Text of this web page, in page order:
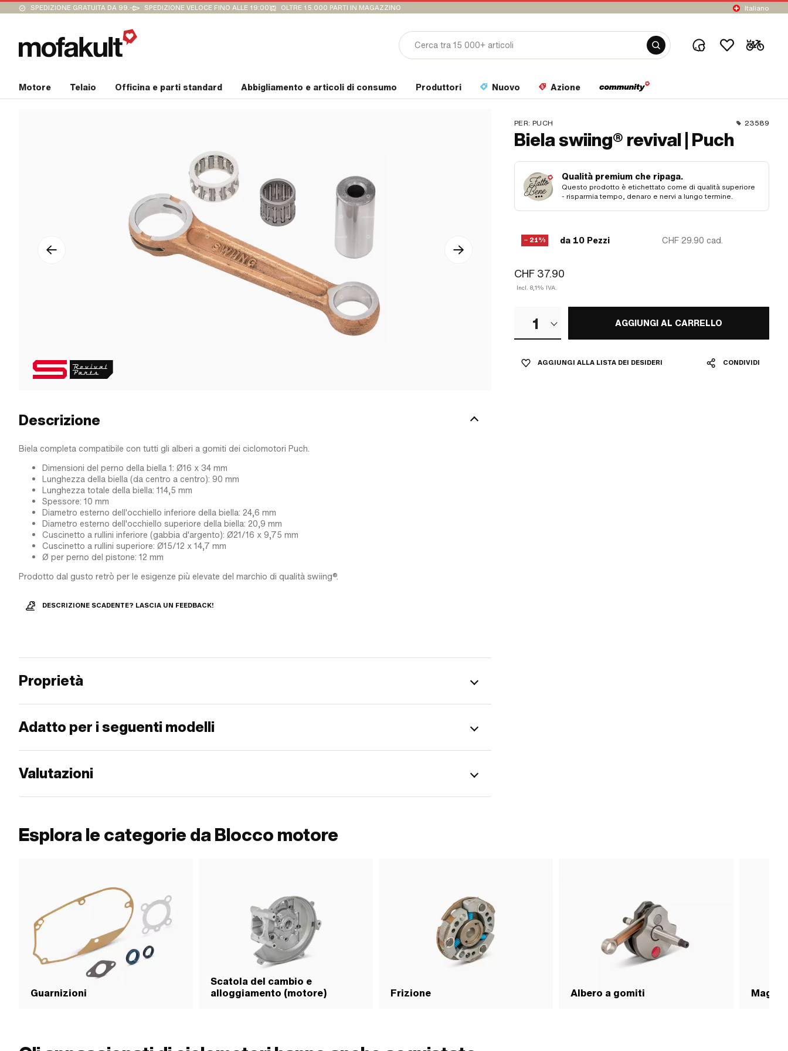
SPEDIZIONE GRATUITA DA 99.- SPEDIZIONE VELOCE FINO ALLE 19:00 OLTRE 15.000 PARTI IN MAGAZZINO Italiano
Motore Telaio Officina e parti standard Abbigliamento e articoli di consumo Produttori Nuovo Azione
PER: PUCH 23589
Biela swiing® revival | Puch
Qualità premium che ripaga.
Questo prodotto è etichettato come di qualità superiore
- risparmia tempo, denaro e nervi a lungo termine.
− 21% da 10 Pezzi CHF 29.90 cad.
CHF 37.90
Incl. 8,1% IVA.
1 AGGIUNGI AL CARRELLO
AGGIUNGI ALLA LISTA DEI DESIDERI CONDIVIDI
Descrizione
Biela completa compatibile con tutti gli alberi a gomiti dei ciclomotori Puch.
Dimensioni del perno della biella 1: Ø16 x 34 mm
Lunghezza della biella (da centro a centro): 90 mm
Lunghezza totale della biella: 114,5 mm
Spessore: 10 mm
Diametro esterno dell'occhiello inferiore della biella: 24,6 mm
Diametro esterno dell'occhiello superiore della biella: 20,9 mm
Cuscinetto a rullini inferiore (gabbia d'argento): Ø21/16 x 9,75 mm
Cuscinetto a rullini superiore: Ø15/12 x 14,7 mm
Ø per perno del pistone: 12 mm
Prodotto dal gusto retrò per le esigenze più elevate del marchio di qualità swiing®.
DESCRIZIONE SCADENTE? LASCIA UN FEEDBACK!
Proprietà
Adatto per i seguenti modelli
Valutazioni
Esplora le categorie da Blocco motore
Guarnizioni
Scatola del cambio e
alloggiamento (motore)
Frizione Albero a gomiti